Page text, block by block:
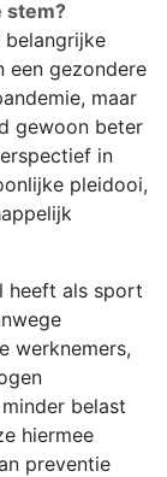
stem?
belangrijke
een gezondere
maar
gewoon beter
in
pleidooi,
heeft als sport
werknemers,
belast
hiermee
preventie